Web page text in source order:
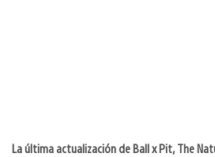
La última actualización de Ball x Pit, The